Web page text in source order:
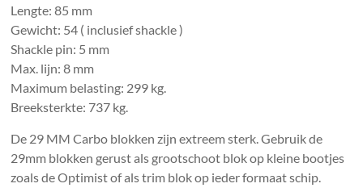
Lengte: 85 mm
Gewicht: 54 ( inclusief shackle )
Shackle pin: 5 mm
Max. lijn: 8 mm
Maximum belasting: 299 kg.
Breeksterkte: 737 kg.
De 29 MM Carbo blokken zijn extreem sterk. Gebruik de
29mm blokken gerust als grootschoot blok op kleine bootjes
zoals de Optimist of als trim blok op ieder formaat schip.